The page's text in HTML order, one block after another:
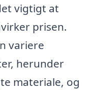
vigtigt at
prisen.
variere
herunder
materiale, og